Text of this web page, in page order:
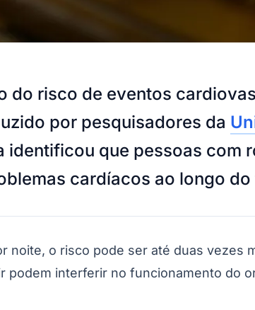
do risco de eventos
por pesquisadores da
que pessoas com
cardíacos ao longo do
o risco pode ser até duas vezes
interferir no funcionamento do